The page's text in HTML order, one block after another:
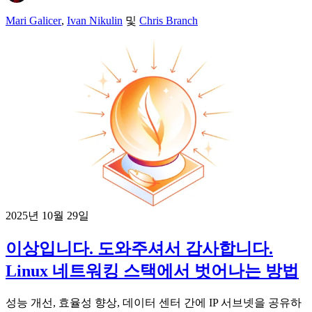
Mari Galicer, Ivan Nikulin 및 Chris Branch
2025년 10월 29일
이상입니다. 도와주셔서 감사합니다.
Linux 네트워킹 스택에서 벗어나는 방법
성능 개선, 효율성 향상, 데이터 센터 간에 IP 서브넷을 공유하